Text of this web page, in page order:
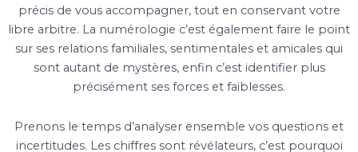
précis de vous accompagner, tout en conservant votre
libre arbitre. La numérologie c’est également faire le point
sur ses relations familiales, sentimentales et amicales qui
sont autant de mystères, enfin c’est identifier plus
précisément ses forces et faiblesses.
Prenons le temps d’analyser ensemble vos questions et
incertitudes. Les chiffres sont révélateurs, c’est pourquoi